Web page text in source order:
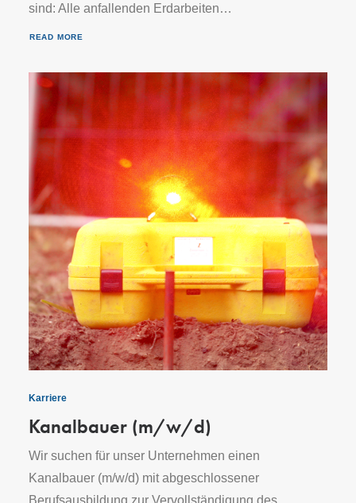
sind: Alle anfallenden Erdarbeiten…
READ MORE
Karriere
Kanalbauer (m/w/d)
Wir suchen für unser Unternehmen einen
Kanalbauer (m/w/d) mit abgeschlossener